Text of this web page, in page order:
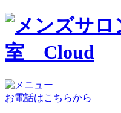
お電話はこちらから